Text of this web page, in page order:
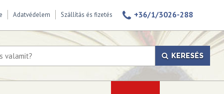
Adatvédelem Szállítás és fizetés +36/1/3026-288
KERESÉS